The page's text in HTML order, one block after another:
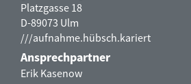
Platzgasse 18
D-89073 Ulm
///aufnahme.hübsch.kariert
Ansprechpartner
Erik Kasenow